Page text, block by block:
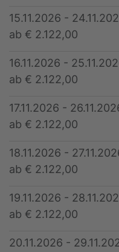
15.11.2026 -
ab € 2.122,00
16.11.2026 -
ab € 2.122,00
17.11.2026 -
ab € 2.122,00
18.11.2026 -
ab € 2.122,00
19.11.2026 -
ab € 2.122,00
20.11.2026 -